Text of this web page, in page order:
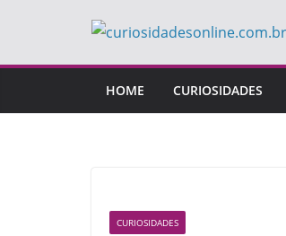
o
HOME CURIOSIDADES
CURIOSIDADES